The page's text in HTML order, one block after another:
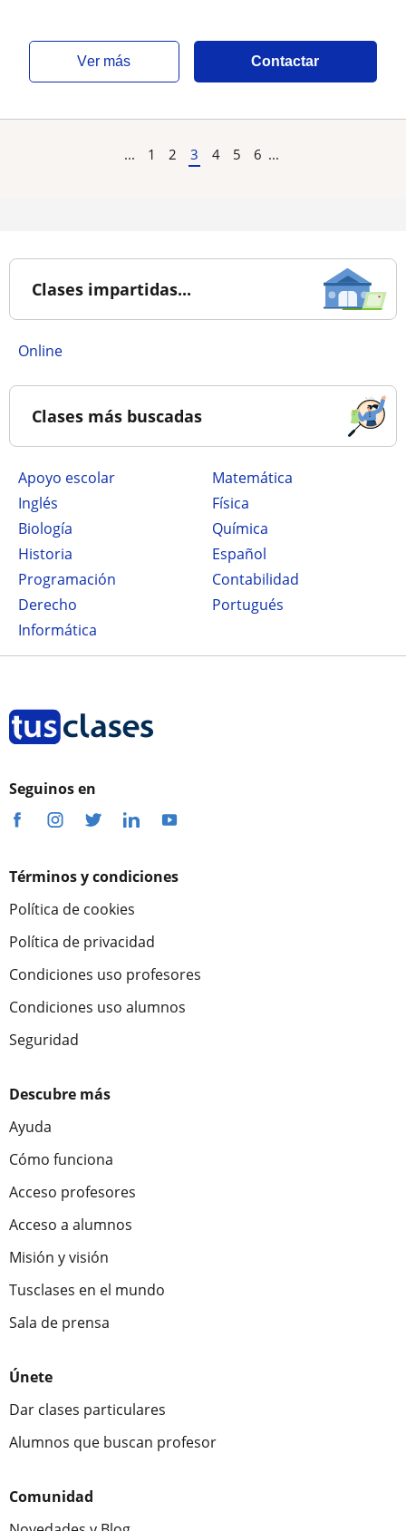
ver más Contactar
... 1 2 3 4 5 6 ...
Clases impartidas...
online
Clases más buscadas
Apoyo escolar
Matemática
Inglés
Física
Biología
Química
Historia
Español
Programación
Contabilidad
Derecho
Portugués
Informática
Seguinos en
Términos y condiciones
Política de cookies
Política de privacidad
Condiciones uso profesores
Condiciones uso alumnos
Seguridad
Descubre más
Ayuda
Cómo funciona
Acceso profesores
Acceso a alumnos
Misión y visión
Tusclases en el mundo
Sala de prensa
Únete
Dar clases particulares
Alumnos que buscan profesor
Comunidad